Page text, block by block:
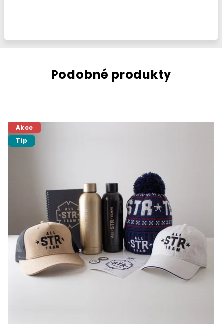
Podobné produkty
Akce
Tip